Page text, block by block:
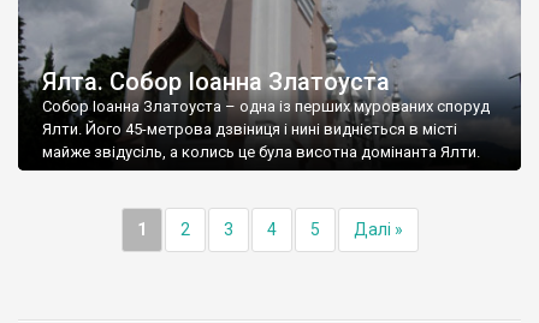
Ялта. Собор Іоанна Златоуста
Собор Іоанна Златоуста – одна із перших мурованих споруд
Ялти. Його 45-метрова дзвіниця і нині видніється в місті
майже звідусіль, а колись це була висотна домінанта Ялти.
1 2 3 4 5 Далі »